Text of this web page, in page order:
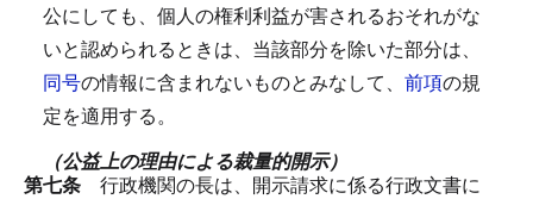
公にしても、個人の権利利益が害されるおそれがな
いと認められるときは、当該部分を除いた部分は、
同号の情報に含まれないものとみなして、 前項の規
定を適用する。
（公益上の理由による裁量的開示）
第七条 行政機関の長は、開示請求に係る行政文書に